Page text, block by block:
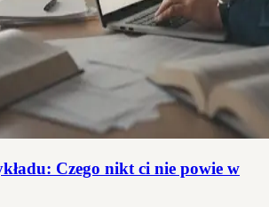
Czego nikt ci nie powie w